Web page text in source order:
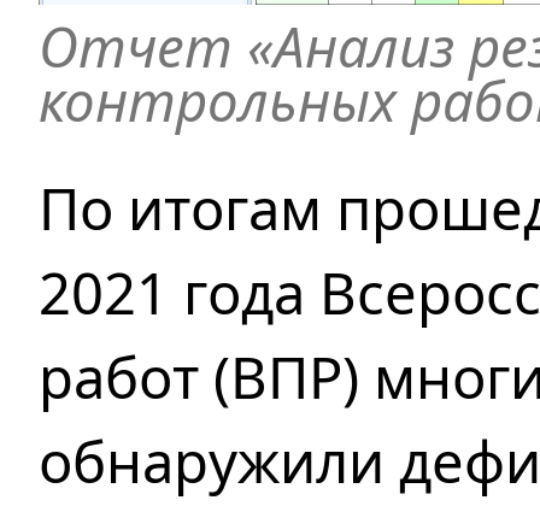
Отчет «Анализ
контрольных
По итогам
2021 года
работ (ВПР)
обнаружили